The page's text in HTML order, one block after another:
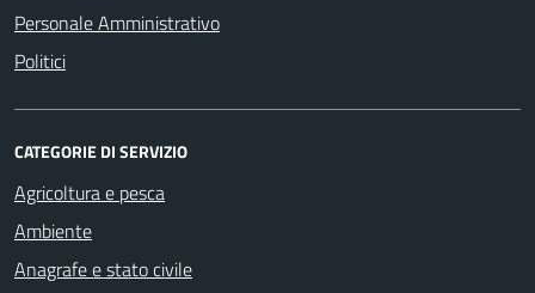
Personale Amministrativo
Politici
CATEGORIE DI SERVIZIO
Agricoltura e pesca
Ambiente
Anagrafe e stato civile